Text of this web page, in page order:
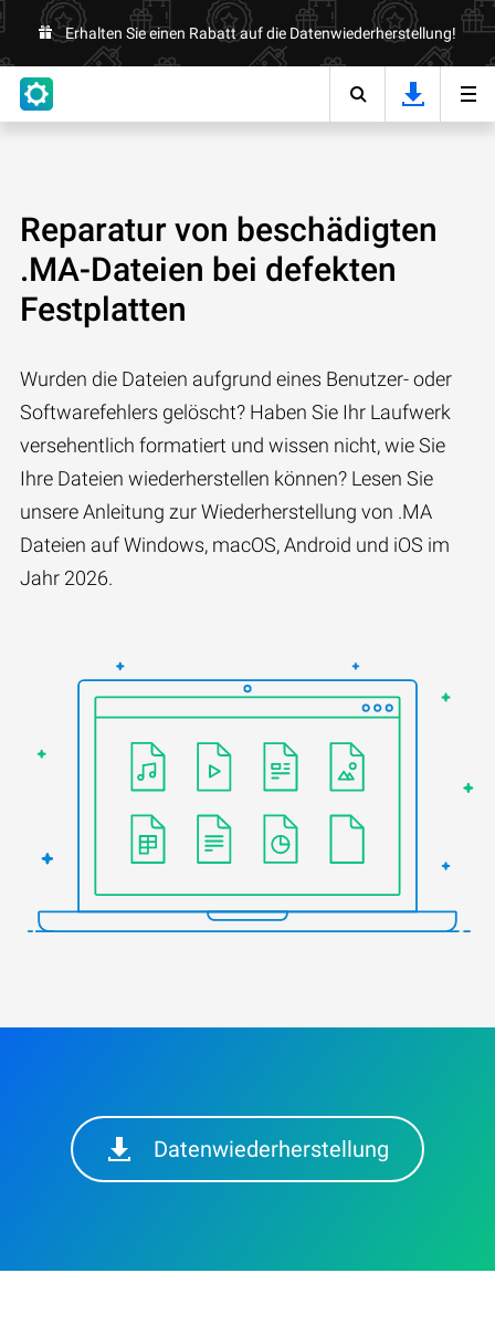
Erhalten Sie einen Rabatt auf die Datenwiederherstellung!
Reparatur von beschädigten
.MA-Dateien bei defekten
Festplatten
Wurden die Dateien aufgrund eines Benutzer- oder
Softwarefehlers gelöscht? Haben Sie Ihr Laufwerk
versehentlich formatiert und wissen nicht, wie Sie
Ihre Dateien wiederherstellen können? Lesen Sie
unsere Anleitung zur Wiederherstellung von .MA
Dateien auf Windows, macOS, Android und iOS im
Jahr 2026.
Datenwiederherstellung